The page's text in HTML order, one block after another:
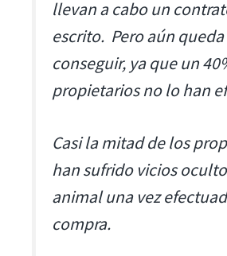
llevan a cabo un
escrito. Pero aún
conseguir, ya que un
propietarios no lo han
Casi la mitad de los
han sufrido vicios
animal una vez
compra.